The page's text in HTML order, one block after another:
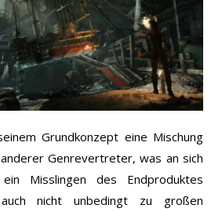
Grundkonzept eine Mischung
Genrevertreter, was an sich
Misslingen des Endproduktes
nicht unbedingt zu großen